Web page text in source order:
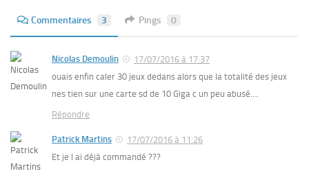
Commentaires 3 Pings 0
Nicolas Demoulin
17/07/2016 à 17:37
ouais enfin caler 30 jeux dedans alors que la totalité des jeux
nes tien sur une carte sd de 10 Giga c un peu abusé….
Répondre
Patrick Martins
17/07/2016 à 11:26
Et je l ai déjà commandé ???